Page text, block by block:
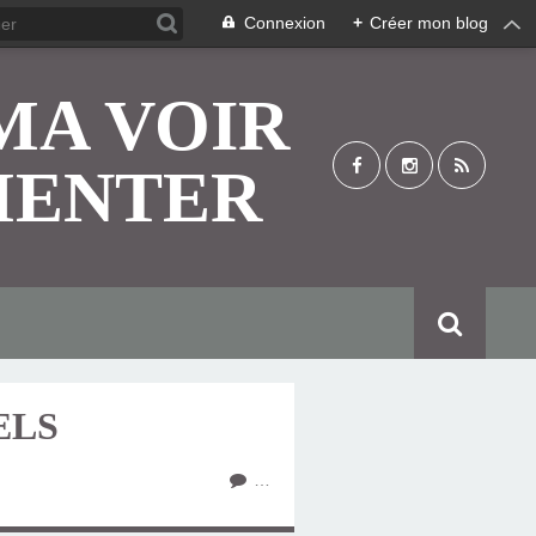
Connexion + Créer mon blog
VOIR
…